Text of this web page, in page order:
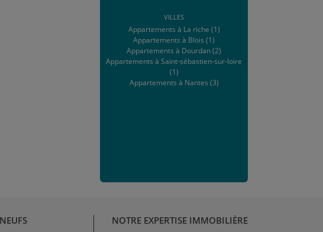
VILLES
Appartements à La riche (1)
Appartements à Blois (1)
Appartements à Dourdan (2)
Appartements à Saint-sébastien-sur-loire
(1)
Appartements à Nantes (3)
NOTRE EXPERTISE IMMOBILIÈRE